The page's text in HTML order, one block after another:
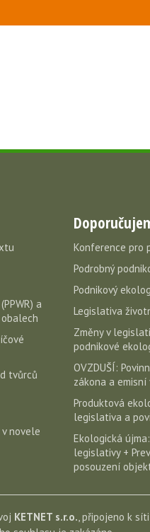
a
tvůrců
novele
Konference pro
Podrobný
Podnikový
Legislativa
Změny v
podnikové
OVZDUŠÍ:
zákona a emisní
Produktová
legislativa a
Ekologická
legislativy +
posouzení
KETNET s.r.o., připojeno k